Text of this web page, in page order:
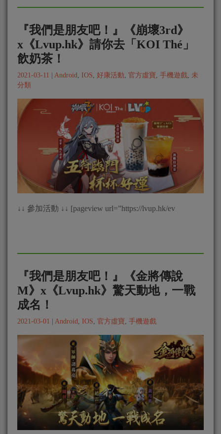
『我們是朋友吧！』《崩壞3rd》
x《Lvup.hk》請你去「KOI Thé」
飲奶茶！
2021-03-11 | Android IOS 好康活動 官方虛寶 手機遊戲 未
分類
↓↓ 參加活動 ↓↓ [pageview url=”https://lvup.hk/ev
『我們是朋友吧！』《金將傳說
M》x《Lvup.hk》驚天動地，一戰
成名！
2021-03-01 Android, IOS, 官方虛寶, 手機遊戲